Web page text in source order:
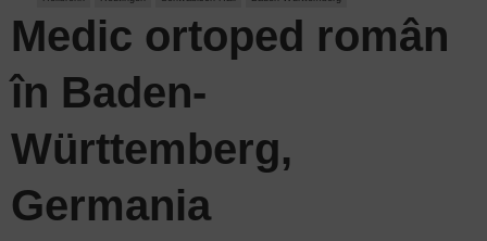
Medic ortoped român
în Baden-
Württemberg,
Germania